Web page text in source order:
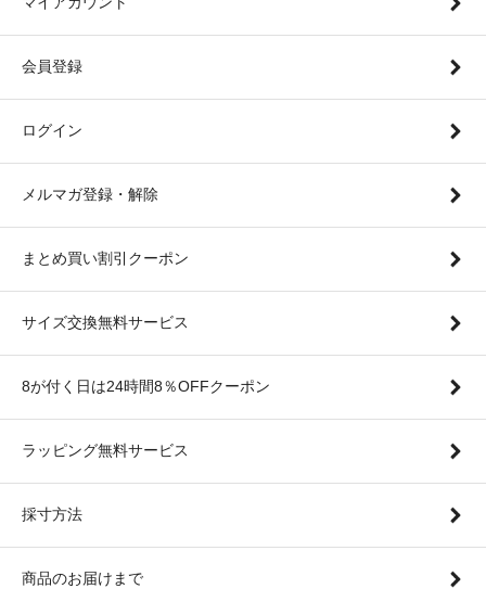
会員登録
ログイン
メルマガ登録・解除
まとめ買い割引クーポン
サイズ交換無料サービス
8が付く日は24時間8％OFFクーポン
ラッピング無料サービス
採寸方法
商品のお届けまで